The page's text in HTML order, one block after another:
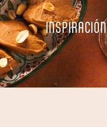
INSPIRACIÓN